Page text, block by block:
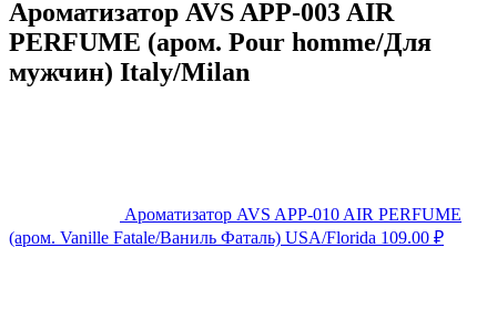
Ароматизатор AVS APP-003 AIR
PERFUME (аром. Pour homme/Для
мужчин) Italy/Milan
Ароматизатор AVS APP-010 AIR PERFUME
(аром. Vanille Fatale/Ваниль Фаталь) USA/Florida 109.00 ₽